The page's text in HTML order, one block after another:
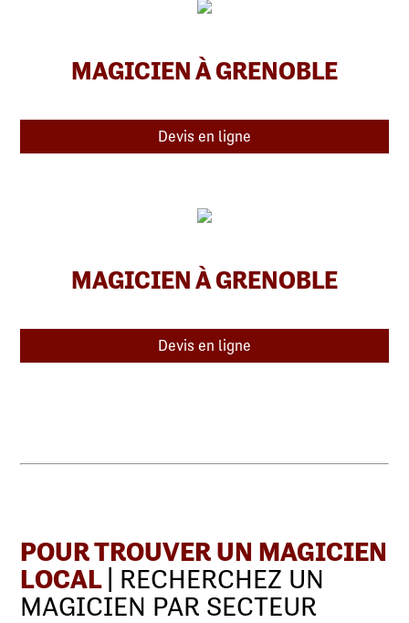
MAGICIEN À GRENOBLE
Devis en ligne
MAGICIEN À GRENOBLE
Devis en ligne
POUR TROUVER UN MAGICIEN
LOCAL | RECHERCHEZ UN
MAGICIEN PAR SECTEUR